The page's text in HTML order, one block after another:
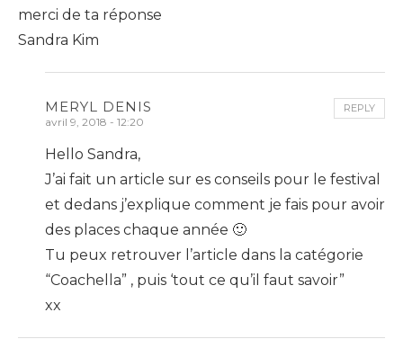
merci de ta réponse
Sandra Kim
MERYL DENIS
avril 9, 2018 - 12:20
Hello Sandra,
J’ai fait un article sur es conseils pour le festival
et dedans j’explique comment je fais pour avoir
des places chaque année 🙂
Tu peux retrouver l’article dans la catégorie
“Coachella” , puis ‘tout ce qu’il faut savoir”
xx
REPLY